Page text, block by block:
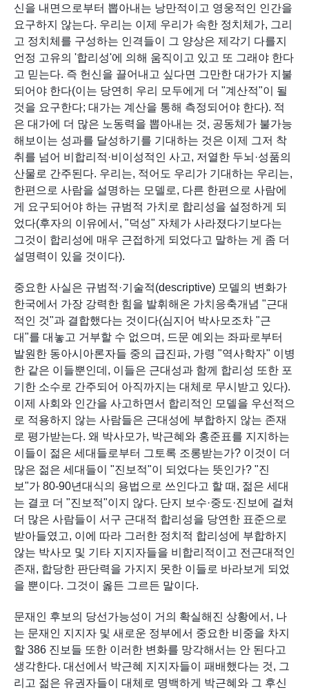
신을 내면으로부터 뽑아내는 낭만적이고 영웅적인 인간을
요구하지 않는다. 우리는 이제 우리가 속한 정치체가, 그리
고 정치체를 구성하는 인격들이 그 양상은 제각기 다를지
언정 고유의 '합리성'에 의해 움직이고 있고 또 그래야 한다
고 믿는다. 즉 헌신을 끌어내고 싶다면 그만한 대가가 지불
되어야 한다(이는 당연히 우리 모두에게 더 "계산적"이 될
것을 요구한다; 대가는 계산을 통해 측정되어야 한다). 적
은 대가에 더 많은 노동력을 뽑아내는 것, 공동체가 불가능
해보이는 성과를 달성하기를 기대하는 것은 이제 그저 착
취를 넘어 비합리적·비이성적인 사고, 저열한 두뇌·성품의
산물로 간주된다. 우리는, 적어도 우리가 기대하는 우리는,
한편으로 사람을 설명하는 모델로, 다른 한편으로 사람에
게 요구되어야 하는 규범적 가치로 합리성을 설정하게 되
었다(후자의 이유에서, "덕성" 자체가 사라졌다기보다는
그것이 합리성에 매우 근접하게 되었다고 말하는 게 좀 더
설명력이 있을 것이다).
중요한 사실은 규범적·기술적(descriptive) 모델의 변화가
한국에서 가장 강력한 힘을 발휘해온 가치응축개념 "근대
적인 것"과 결합했다는 것이다(심지어 박사모조차 "근
대"를 대놓고 거부할 수 없으며, 드문 예외는 좌파로부터
발원한 동아시아론자들 중의 급진파, 가령 "역사학자" 이병
한 같은 이들뿐인데, 이들은 근대성과 함께 합리성 또한 포
기한 소수로 간주되어 아직까지는 대체로 무시받고 있다).
이제 사회와 인간을 사고하면서 합리적인 모델을 우선적으
로 적용하지 않는 사람들은 근대성에 부합하지 않는 존재
로 평가받는다. 왜 박사모가, 박근혜와 홍준표를 지지하는
이들이 젊은 세대들로부터 그토록 조롱받는가? 이것이 더
많은 젊은 세대들이 "진보적"이 되었다는 뜻인가? "진
보"가 80-90년대식의 용법으로 쓰인다고 할 때, 젊은 세대
는 결코 더 "진보적"이지 않다. 단지 보수·중도·진보에 걸쳐
더 많은 사람들이 서구 근대적 합리성을 당연한 표준으로
받아들였고, 이에 따라 그러한 정치적 합리성에 부합하지
않는 박사모 및 기타 지지자들을 비합리적이고 전근대적인
존재, 합당한 판단력을 가지지 못한 이들로 바라보게 되었
을 뿐이다. 그것이 옳든 그르든 말이다.
문재인 후보의 당선가능성이 거의 확실해진 상황에서, 나
는 문재인 지지자 및 새로운 정부에서 중요한 비중을 차지
할 386 진보들 또한 이러한 변화를 망각해서는 안 된다고
생각한다. 대선에서 박근혜 지지자들이 패배했다는 것, 그
리고 젊은 유권자들이 대체로 명백하게 박근혜와 그 후신